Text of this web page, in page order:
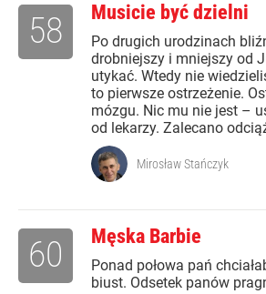
Musicie być dzielni
Po drugich urodzinach
drobniejszy i mniejszy od
utykać. Wtedy nie
to pierwsze ostrzeżenie.
mózgu. Nic mu nie jest –
od lekarzy. Zalecano
58
Mirosław Stańczyk
Męska Barbie
Ponad połowa pań
biust. Odsetek panów
60